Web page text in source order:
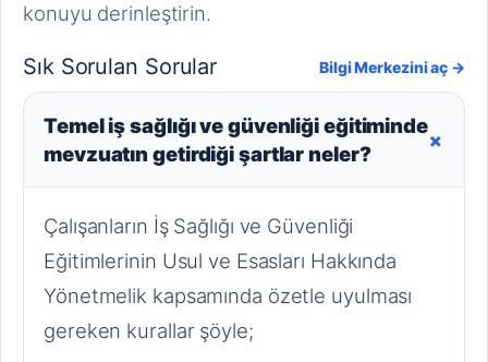
konuyu derinleştirin.
Sık Sorulan Sorular Bilgi Merkezini aç →
Temel iş sağlığı ve güvenliği eğitiminde
mevzuatın getirdiği şartlar neler?
+
Çalışanların İş Sağlığı ve Güvenliği
Eğitimlerinin Usul ve Esasları Hakkında
Yönetmelik kapsamında özetle uyulması
gereken kurallar şöyle;